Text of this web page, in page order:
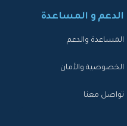
الدعم و المساعدة
المساعدة والدعم
الخصوصية والأمان
تواصل معنا